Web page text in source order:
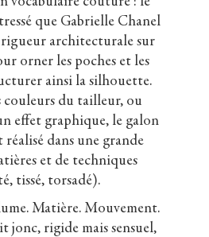
que Gabrielle Chanel
architecturale sur
orner les poches et les
ainsi la silhouette.
couleurs du tailleur, ou
effet graphique, le galon
réalisé dans une grande
et de techniques
tissé, torsadé).
Matière. Mouvement.
jonc, rigide mais sensuel,